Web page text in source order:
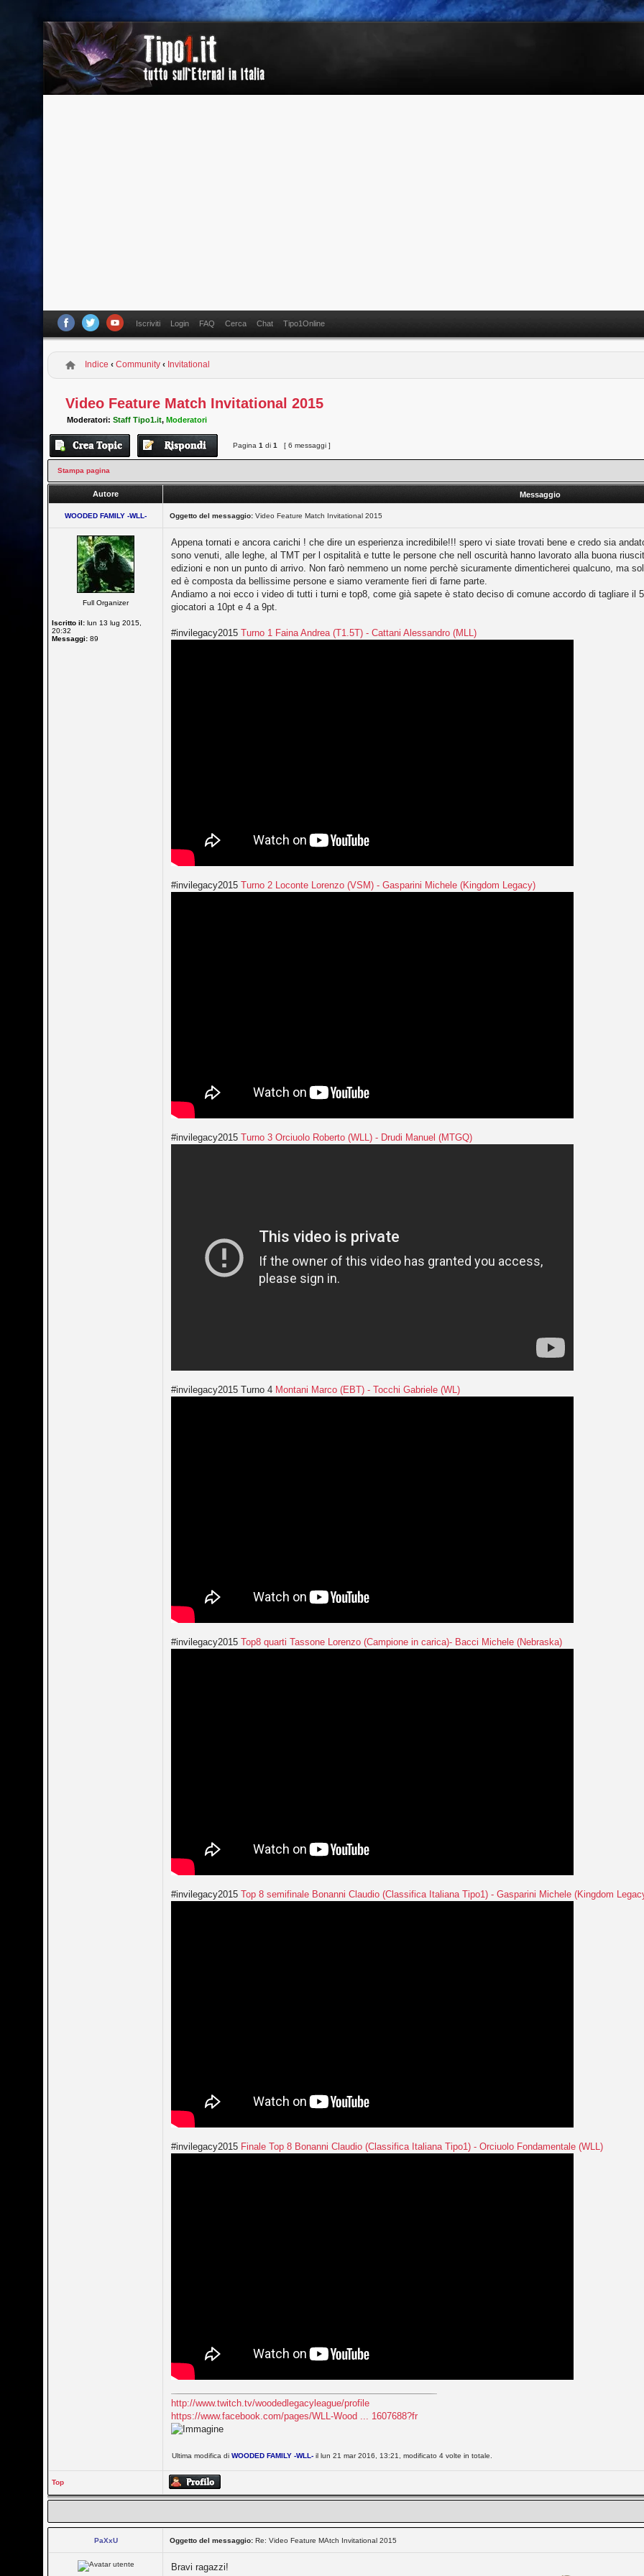
Iscriviti Login FAQ Cerca Chat Tipo1Online
Indice ‹ Community ‹ Invitational
Video Feature Match Invitational 2015
Moderatori:Staff Tipo1.it,Moderatori
Pagina1 di1 [ 6 messaggi ]
Stampa pagina
Autore Messaggio
WOODED FAMILY -WLL- Oggetto del messaggio: Video Feature Match Invitational 2015
Full Organizer
Iscritto il: lun 13 lug 2015,
20:32
Messaggi: 89
Appena tornati e ancora carichi ! che dire un esperienza incredibile!!! spero vi siate trovati bene e credo sia
sono venuti, alle leghe, al TMT per l ospitalità e tutte le persone che nell oscurità hanno lavorato alla buona
edizioni e non un punto di arrivo. Non farò nemmeno un nome perchè sicuramente dimenticherei qualcuno, ma
ed è composta da bellissime persone e siamo veramente fieri di farne parte.
Andiamo a noi ecco i video di tutti i turni e top8, come già sapete è stato deciso di comune accordo di tagliare
giocatori a 10pt e 4 a 9pt.
#invilegacy2015Turno 1 Faina Andrea (T1.5T) - Cattani Alessandro (MLL)
#invilegacy2015Turno 2 Loconte Lorenzo (VSM) - Gasparini Michele (Kingdom Legacy)
#invilegacy2015Turno 3 Orciuolo Roberto (WLL) - Drudi Manuel (MTGQ)
#invilegacy2015 Turno 4 Montani Marco (EBT) - Tocchi Gabriele (WL)
#invilegacy2015Top8 quarti Tassone Lorenzo (Campione in carica)- Bacci Michele (Nebraska)
#invilegacy2015Top 8 semifinale Bonanni Claudio (Classifica Italiana Tipo1) - Gasparini Michele (Kingdom
#invilegacy2015 Finale Top 8 Bonanni Claudio (Classifica Italiana Tipo1) - Orciuolo Fondamentale (WLL)
http://www.twitch.tv/woodedlegacyleague/profile
https://www.facebook.com/pages/WLL-Wood ... 1607688?fr
Ultima modifica diWOODED FAMILY -WLL- il lun 21 mar 2016, 13:21, modificato 4 volte in totale.
Top
PaXxU Oggetto del messaggio: Re: Video Feature MAtch Invitational 2015
Bravi ragazzi!